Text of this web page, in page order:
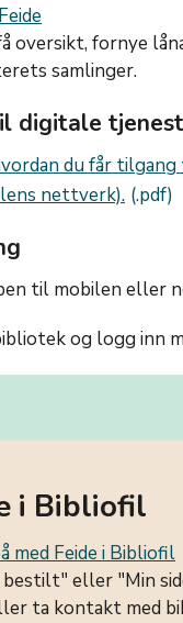
oversikt, fornye
samlinger.
digitale
du får
nettverk).
til mobilen
og logg inn
i Bibliofil
med Feide i Bibliofil
eller "Min
ta kontakt med